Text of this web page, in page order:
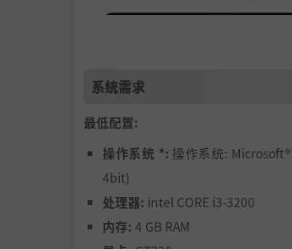
多达上百种不同的【因果卡】，
系统需求
最低配置:
操作系统 *: 操作系统:
4bit)
处理器: intel CORE i3-3200
内存: 4 GB RAM